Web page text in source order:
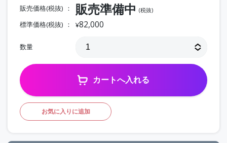
販売価格(税抜) 販売準備中 (税抜)
標準価格(税抜) ¥82,000
数量
カートへ入れる
お気に入りに追加